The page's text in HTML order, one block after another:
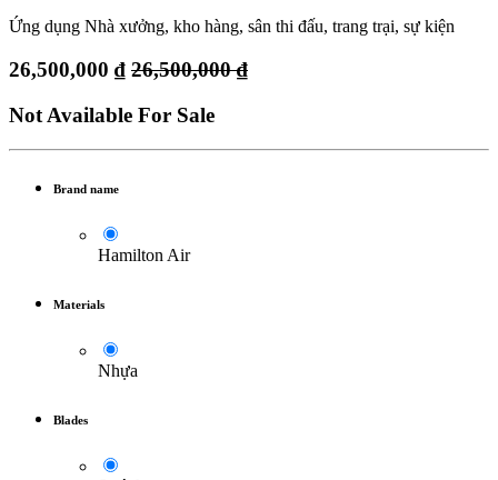
Ứng dụng Nhà xưởng, kho hàng, sân thi đấu, trang trại, sự kiện
26,500,000 ₫ 26,500,000₫
Not Available For Sale
Brand name
Hamilton Air
Materials
Nhựa
Blades